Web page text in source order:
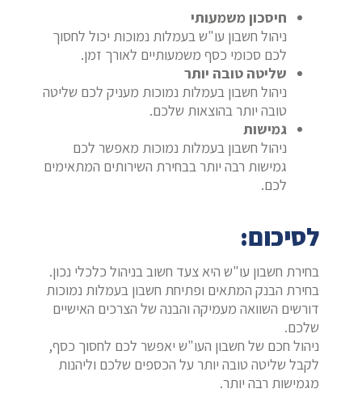
חיסכון משמעותי
ניהול חשבון עו"ש בעמלות נמוכות יכול לחסוך
לכם סכומי כסף משמעותיים לאורך זמן.
שליטה טובה יותר
ניהול חשבון בעמלות נמוכות מעניק לכם שליטה
טובה יותר בהוצאות שלכם.
גמישות
ניהול חשבון בעמלות נמוכות מאפשר לכם
גמישות רבה יותר בבחירת השירותים המתאימים
לכם.
לסיכום:
בחירת חשבון עו"ש היא צעד חשוב בניהול כלכלי נכון.
בחירת הבנק המתאים ופתיחת חשבון בעמלות נמוכות
דורשים השוואה מעמיקה והבנה של הצרכים האישיים
שלכם.
ניהול חכם של חשבון העו"ש יאפשר לכם לחסוך כסף,
לקבל שליטה טובה יותר על הכספים שלכם וליהנות
מגמישות רבה יותר.